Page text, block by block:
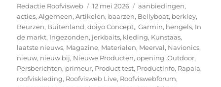
Auteur
Redactie Roofvisweb
Geplaatst
op
12 mei 2026 Categorieën
aanbiedingen,
acties,Algemeen,Artikelen, baarzen, Bellyboat, berkley,
Beurzen, Buitenland,doiyo Concept,,Garmin, hengels, In
de markt, Ingezonden, jerkbaits, kleding, Kunstaas,
laatste nieuws, Magazine, Materialen, Meerval, Navionics,
nieuw, nieuw bij, Nieuwe Producten,opening,Outdoor,
Persberichten, primeur, Product test, Productinfo, Rapala,
roofviskleding, Roofvisweb Live, Roofviswebforum,